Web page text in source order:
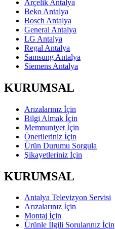
Arçelik Antalya
Beko Antalya
Bosch Antalya
General Antalya
LG Antalya
Regal Antalya
Samsung Antalya
Siemens Antalya
KURUMSAL
Arızalarınız İçin
Bilgi Almak İçin
Memnuniyet İçin
Önerileriniz İçin
Ürün Durumu Sorgula
Şikayetleriniz İçin
KURUMSAL
Antalya Televizyon Servisi
Arızalarınız İçin
Montaj İçin
Ürünle İlgili Sorularınız İçin